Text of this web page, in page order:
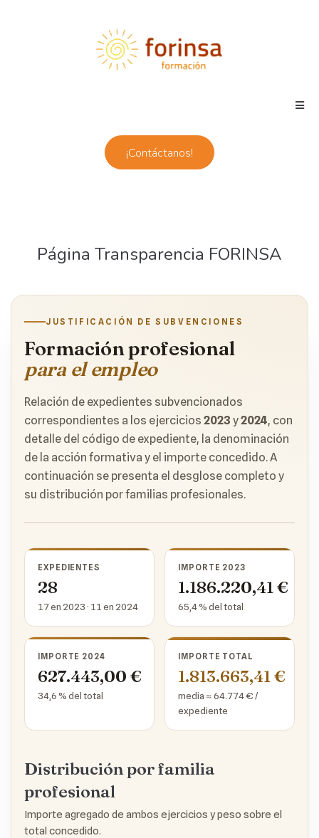
¡Contáctanos!
Página Transparencia FORINSA
JUSTIFICACIÓN DE SUBVENCIONES
Formación profesional
para el empleo
Relación de expedientes subvencionados
correspondientes a los ejercicios 2023 y2024, con
detalle del código de expediente, la denominación
de la acción formativa y el importe concedido. A
continuación se presenta el desglose completo y
su distribución por familias profesionales.
EXPEDIENTES
28
17 en 2023 · 11 en 2024
IMPORTE 2023
1.186.220,41 €
65,4 % del total
IMPORTE 2024
627.443,00 €
34,6 % del total
IMPORTE TOTAL
1.813.663,41 €
media ≈ 64.774 € /
expediente
Distribución por familia
profesional
Importe agregado de ambos ejercicios y peso sobre el
total concedido.